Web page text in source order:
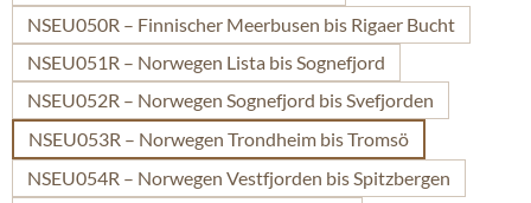
NSEU050R – Finnischer Meerbusen bis Rigaer Bucht
NSEU051R – Norwegen Lista bis Sognefjord
NSEU052R – Norwegen Sognefjord bis Svefjorden
NSEU053R – Norwegen Trondheim bis Tromsö
NSEU054R – Norwegen Vestfjorden bis Spitzbergen